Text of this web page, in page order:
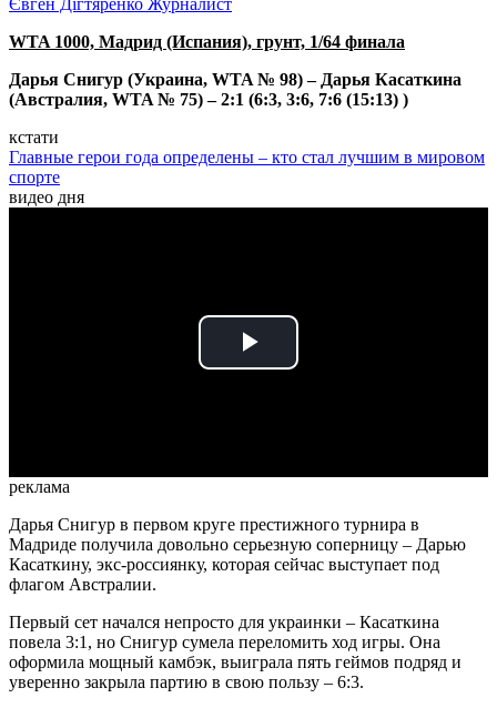
WTA 1000, Мадрид (Испания), грунт, 1/64 финала
Дарья Снигур (Украина, WTA № 98) – Дарья Касаткина
(Австралия, WTA № 75)– 2:1 (6:3, 3:6, 7:6 (15:13) )
кстати
Главные герои года определены – кто стал лучшим в мировом
спорте
видео дня
Play
реклама
Дарья Снигур в первом круге престижного турнира в
Мадриде получила довольно серьезную соперницу – Дарью
Касаткину, экс-россиянку, которая сейчас выступает под
флагом Австралии.
Первый сет начался непросто для украинки – Касаткина
повела 3:1, но Снигур сумела переломить ход игры. Она
оформила мощный камбэк, выиграла пять геймов подряд и
уверенно закрыла партию в свою пользу – 6:3.